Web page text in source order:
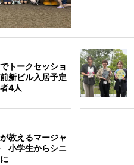
トークセッショ
新ビル入居予定
4人
教えるマージャ
小学生からシニ